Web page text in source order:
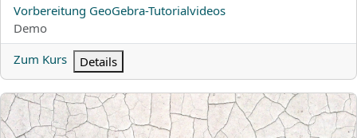
Kursname
Vorbereitung GeoGebra-Tutorialvideos
Kursbereich
Demo
Zum Kurs
Details
UHP